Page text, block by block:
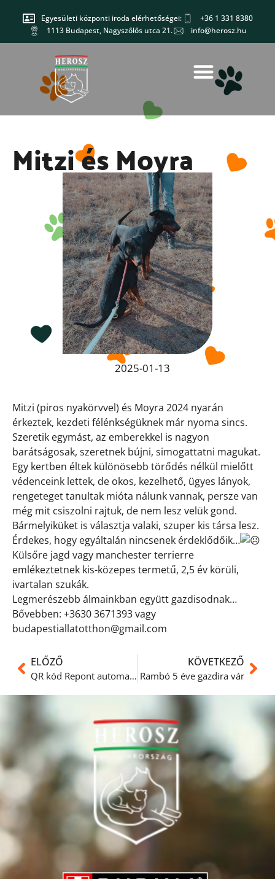
Egyesületi központi iroda elérhetőségei:
+36 1 331 8380
1113 Budapest, Nagyszőlős utca 21.
info@herosz.hu
Mitzi és Moyra
2025-01-13
Mitzi (piros nyakörvvel) és Moyra 2024 nyarán
érkeztek, kezdeti félénkségüknek már nyoma sincs.
Szeretik egymást, az emberekkel is nagyon
barátságosak, szeretnek bújni, simogattatni magukat.
Egy kertben éltek különösebb törődés nélkül mielőtt
védenceink lettek, de okos, kezelhető, ügyes lányok,
rengeteget tanultak mióta nálunk vannak, persze van
még mit csiszolni rajtuk, de nem lesz velük gond.
Bármelyiküket is választja valaki, szuper kis társa lesz.
Érdekes, hogy egyáltalán nincsenek érdeklődőik…
Külsőre jagd vagy manchester terrierre
emlékeztetnek kis-közepes termetű, 2,5 év körüli,
ivartalan szukák.
Legmerészebb álmainkban együtt gazdisodnak…
Bővebben: +3630 3671393 vagy
budapestiallatotthon@gmail.com
ELŐZŐ
QR kód Repont automatához
KÖVETKEZŐ
Rambó 5 éve gazdira vár